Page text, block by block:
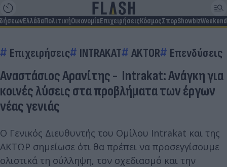
ΕλλάδαΠολιτικήΟικονομίαΕπιχειρήσειςΚόσμοςΣπορShowbizWeekend
Επιχειρήσεις INTRAKAT AKTOR Επενδύσεις
Αναστάσιος Αρανίτης - Intrakat: Ανάγκη για
κοινές λύσεις στα προβλήματα των έργων
νέας γενιάς
O Γενικός Διευθυντής του Ομίλου Intrakat και της
ΑΚΤΩΡ σημείωσε ότι θα πρέπει να προσεγγίσουμε
ολιστικά τη σύλληψη, τον σχεδιασμό και την